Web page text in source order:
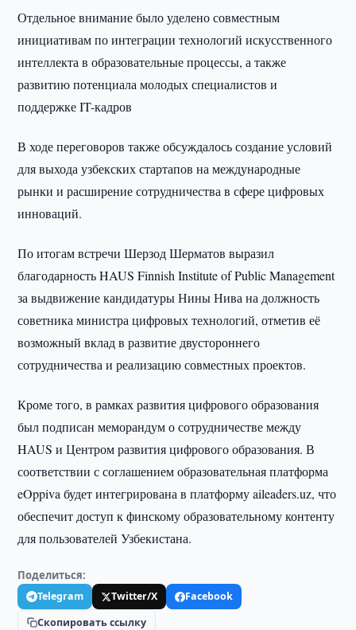
Отдельное внимание было уделено совместным
инициативам по интеграции технологий искусственного
интеллекта в образовательные процессы, а также
развитию потенциала молодых специалистов и
поддержке IT-кадров
В ходе переговоров также обсуждалось создание условий
для выхода узбекских стартапов на международные
рынки и расширение сотрудничества в сфере цифровых
инноваций.
По итогам встречи Шерзод Шерматов выразил
благодарность HAUS Finnish Institute of Public Management
за выдвижение кандидатуры Нины Нива на должность
советника министра цифровых технологий, отметив её
возможный вклад в развитие двустороннего
сотрудничества и реализацию совместных проектов.
Кроме того, в рамках развития цифрового образования
был подписан меморандум о сотрудничестве между
HAUS и Центром развития цифрового образования. В
соответствии с соглашением образовательная платформа
eOppiva будет интегрирована в платформу aileaders.uz, что
обеспечит доступ к финскому образовательному контенту
для пользователей Узбекистана.
Поделиться:
Telegram Twitter/X
Facebook
Скопировать ссылку